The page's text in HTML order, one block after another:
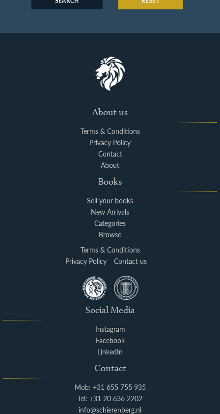
About us
Terms & Conditions
Privacy Policy
Contact
About
Books
Sell your books
New Arrivals
Categories
Browse
Terms & Conditions
Privacy Policy
Contact us
Social Media
Instagram
Facebook
LinkedIn
Contact
Mob: +31 655 755 935
Tel: +31 20 636 2202
info@schierenberg.nl